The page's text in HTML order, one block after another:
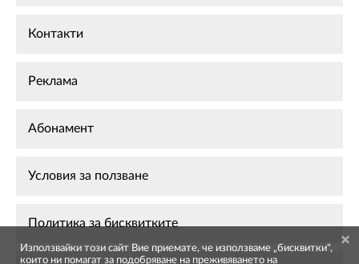
Контакти
Реклама
Абонамент
Условия за ползване
Политика за бисквитките
Използвайки този сайт Вие приемате, че използваме „бисквитки",
които ни помагат за подобряване на преживяването на